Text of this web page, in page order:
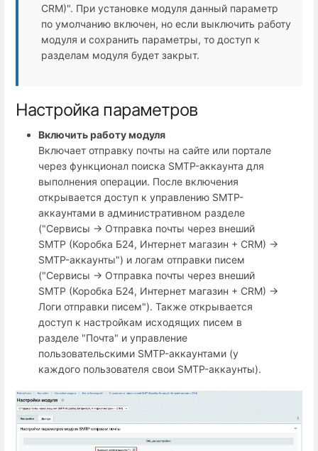
СRM)". При установке модуля данный параметр
по умолчанию включен, но если выключить работу
модуля и сохранить параметры, то доступ к
разделам модуля будет закрыт.
Настройка параметров
Включить работу модуля
Включает отправку почты на сайте или портале
через функционал поиска SMTP-аккаунта для
выполнения операции. После включения
открывается доступ к управлению SMTP-
аккаунтами в административном разделе
("Сервисы → Отправка почты через внеший
SMTP (Коробка Б24, Интернет магазин + СRM) →
SMTP-аккаунты") и логам отправки писем
("Сервисы → Отправка почты через внеший
SMTP (Коробка Б24, Интернет магазин + СRM) →
Логи отправки писем"). Также открывается
доступ к настройкам исходящих писем в
разделе "Почта" и управление
пользовательскими SMTP-аккаунтами (у
каждого пользователя свои SMTP-аккаунты).